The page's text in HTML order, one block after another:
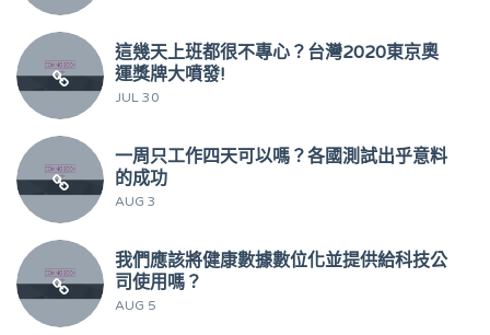
這幾天上班都很不專心？台灣2020東京奧
運獎牌大噴發!
JUL 30
一周只工作四天可以嗎？各國測試出乎意料
的成功
AUG 3
我們應該將健康數據數位化並提供給科技公
司使用嗎？
AUG 5